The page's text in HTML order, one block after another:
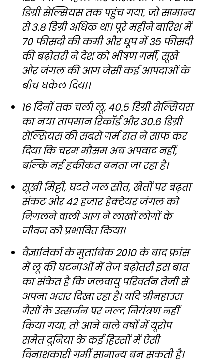
डिग्री सेल्सियस तक पहुंच गया, जो सामान्य
से 3.8 डिग्री अधिक था। पूरे महीने बारिश में
70 फीसदी की कमी और धूप में 35 फीसदी
की बढ़ोतरी ने देश को भीषण गर्मी, सूखे
और जंगल की आग जैसी कई आपदाओं के
बीच धकेल दिया।
16 दिनों तक चली लू, 40.5 डिग्री सेल्सियस
का नया तापमान रिकॉर्ड और 30.6 डिग्री
सेल्सियस की सबसे गर्म रात ने साफ कर
दिया कि चरम मौसम अब अपवाद नहीं,
बल्कि नई हकीकत बनता जा रहा है।
सूखी मिट्टी, घटते जल स्रोत, खेतों पर बढ़ता
संकट और 42 हजार हेक्टेयर जंगल को
निगलने वाली आग ने लाखों लोगों के
जीवन को प्रभावित किया।
वैज्ञानिकों के मुताबिक 2010 के बाद फ्रांस
में लू की घटनाओं में तेज बढ़ोतरी इस बात
का संकेत है कि जलवायु परिवर्तन तेजी से
अपना असर दिखा रहा है। यदि ग्रीनहाउस
गैसों के उत्सर्जन पर जल्द नियंत्रण नहीं
किया गया, तो आने वाले वर्षों में यूरोप
समेत दुनिया के कई हिस्सों में ऐसी
विनाशकारी गर्मी सामान्य बन सकती है।